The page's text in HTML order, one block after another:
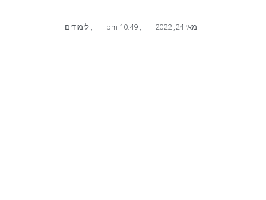
מאי 24, 2022 ,
10:49 pm
, לימודים